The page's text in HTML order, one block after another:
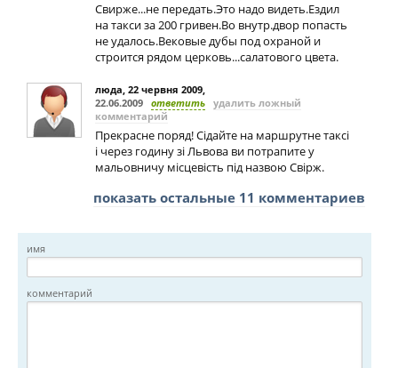
Свирже...не передать.Это надо видеть.Ездил
на такси за 200 гривен.Во внутр.двор попасть
не удалось.Вековые дубы под охраной и
строится рядом церковь...салатового цвета.
люда, 22 червня 2009,
22.06.2009 ответить удалить ложный
комментарий
Прекрасне поряд! Сідайте на маршрутне таксі
і через годину зі Львова ви потрапите у
мальовничу місцевість під назвою Свірж.
показать остальные 11 комментариев
имя
комментарий